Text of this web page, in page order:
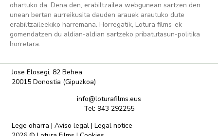
ohartuko da. Dena den, erabiltzailea webgunean sartzen den
unean bertan aurreikusita dauden arauek arautuko dute
erabiltzaileekiko harremana. Horregatik, Lotura films-ek
gomendatzen du aldian-aldian sartzeko pribatutasun-politika
horretara.
Jose Elosegi, 82 Behea
20015 Donostia (Gipuzkoa)
info@loturafilms.eus
Tel: 943 292255
Lege oharra | Aviso legal | Legal notice